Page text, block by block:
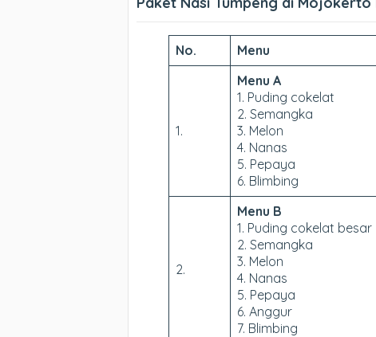
No. Menu
1.
Menu A
1. Puding cokelat
2. Semangka
3. Melon
4. Nanas
5. Pepaya
6. Blimbing
2.
Menu B
1. Puding cokelat besar
2. Semangka
3. Melon
4. Nanas
5. Pepaya
6. Anggur
7. Blimbing